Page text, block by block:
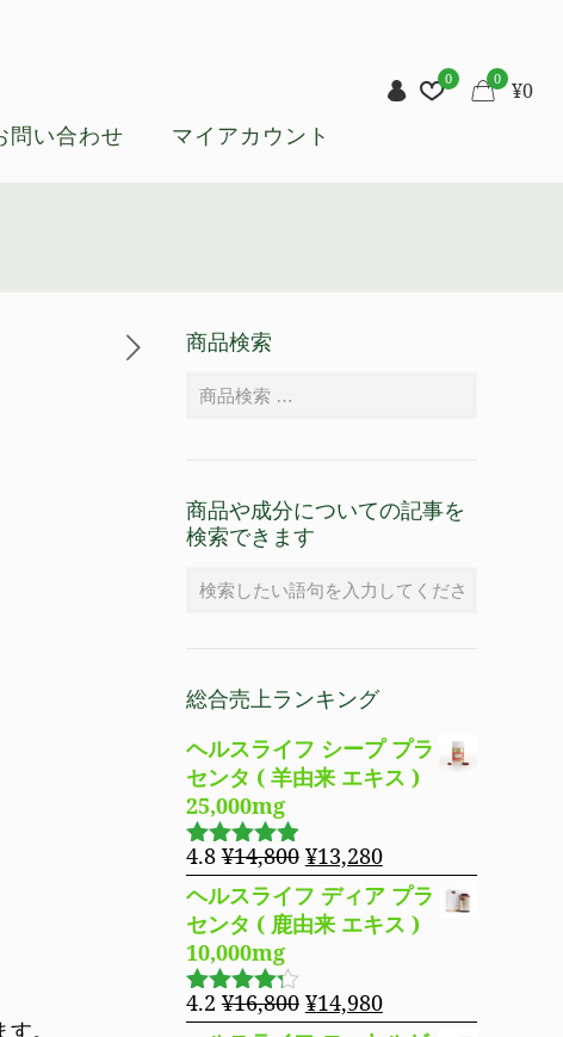
問い合わせ マイアカウント
0 0 ¥0
。
商品検索
商品や成分についての記事を
検索できます
総合売上ランキング
ヘルスライフ シープ プラ
センタ ( 羊由来 エキス )
25,000mg
5段階で
4.83 の評
価
4.8 ¥14,800 元
の
価
格
¥14,800
で
¥13,280現
在
の
価
は
¥13,280
ヘルスライフ ディア プラ
センタ ( 鹿由来 エキス )
10,000mg
5段階で
4.19 の評
4.2 ¥16,800 元
の
¥14,980現
在